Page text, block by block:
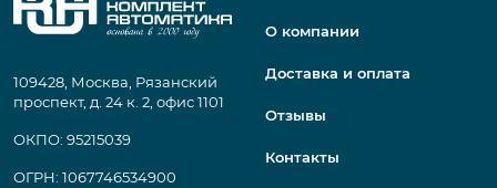
109428, Москва, Рязанский
проспект, д. 24 к. 2, офис 1101
ОКПО: 95215039
ОГРН: 1067746534900
О компании
Доставка и оплата
Отзывы
Контакты